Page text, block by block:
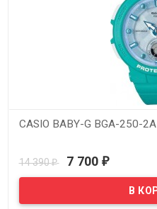
CASIO BABY-G BGA-250-2A
14 390₽ 7 700 ₽